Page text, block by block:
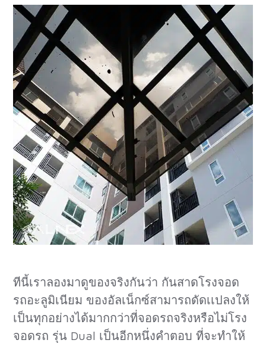
ทีนี้เราลองมาดูของจริงกันว่า กันสาดโรงจอด
รถอะลูมิเนียม ของอัลเน็กซ์สามารถดัดเเปลงให้
เป็นทุกอย่างได้มากกว่าที่จอดรถจริงหรือไม่โรง
จอดรถ รุ่น Dual เป็นอีกหนึ่งคำตอบ ที่จะทำให้